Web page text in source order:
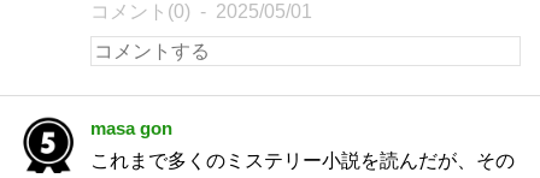
コメント(0) 2025/05/01
masa gon
これまで多くのミステリー小説を読んだが、その